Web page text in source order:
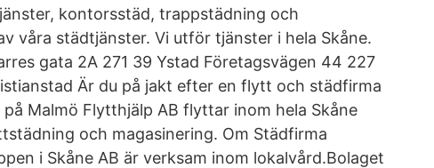
kontorsstäd, trappstädning och
våra städtjänster. Vi utför tjänster i hela Skåne.
gata 2A 271 39 Ystad Företagsvägen 44 227
Är du på jakt efter en flytt och städfirma
Malmö Flytthjälp AB flyttar inom hela Skåne
och magasinering. Om Städfirma
i Skåne AB är verksam inom lokalvård.Bolaget